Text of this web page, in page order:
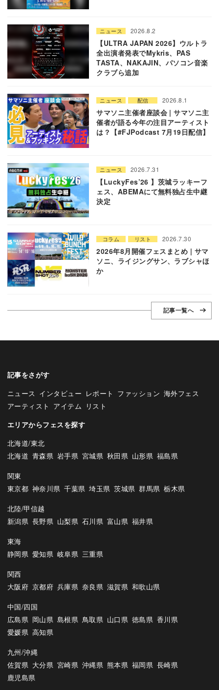
ニュース 2026.8.2
【ULTRA JAPAN 2026】ウルトラ
全出演者発表でMykris、PAS
TASTA、NAKAJIN、パソコン音楽
クラブら追加
ニュース 配信 2026.8.1
サマソニ主催者座談会 | サマソニ主
催者が語る今年の注目アーティスト
は？【#FJPodcast 7月19日配信】
ニュース 2026.7.31
【LuckyFes’26 】茨城ラッキーフ
ェス、ABEMAにて無料独占生中継
決定
コラム リスト 2026.7.30
2026年8月開催フェスまとめ | サマ
ソニ、ライジングサン、ラブシャほ
か
記事一覧へ
記事をさがす
ニュース インタビュー レポート ファッション 海外フェス
アーティスト アイテム リスト
エリアからフェスを探す
北海道/東北
北海道 青森県 岩手県 宮城県 秋田県 山形県 福島県
関東
東京都 神奈川県 千葉県 埼玉県 茨城県 群馬県 栃木県
北陸/甲信越
新潟県 長野県 山梨県 石川県 富山県 福井県
東海
静岡県 愛知県 岐阜県 三重県
関西
大阪府 京都府 兵庫県 奈良県 滋賀県 和歌山県
中国/四国
広島県 岡山県 島根県 鳥取県 山口県 徳島県 香川県
愛媛県 高知県
九州/沖縄
佐賀県 大分県 宮崎県 沖縄県 熊本県 福岡県 長崎県
鹿児島県